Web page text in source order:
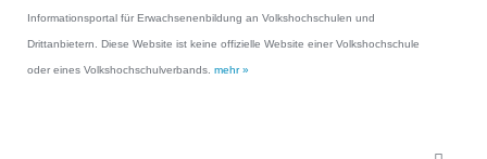
Informationsportal für Erwachsenenbildung an Volkshochschulen und
Drittanbietern. Diese Website ist keine offizielle Website einer Volkshochschule
oder eines Volkshochschulverbands. mehr »